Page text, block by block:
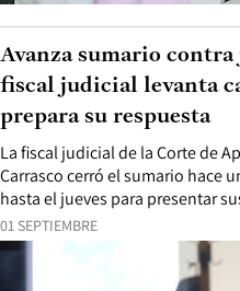
01 SEPTIEMBRE
La fiscal judicial de la Corte de
Carrasco cerró el sumario hace
hasta el jueves para presentar
Avanza sumario
fiscal judicial levanta
prepara su respuesta